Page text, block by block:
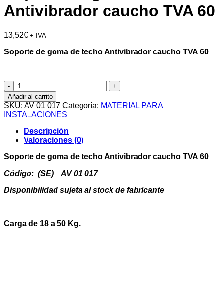
Antivibrador caucho TVA 60
13,52€ + IVA
Soporte de goma de techo Antivibrador caucho TVA 60
Soporte
de
goma
de
techo
Antivibrador
caucho
TVA
60
Añadir al carrito
SKU: AV 01 017 Categoría: MATERIAL PARA
INSTALACIONES
Descripción
Valoraciones (0)
Soporte de goma de techo Antivibrador caucho TVA 60
Código: (SE) AV 01 017
Disponibilidad sujeta al stock de fabricante
Carga de 18 a 50 Kg.